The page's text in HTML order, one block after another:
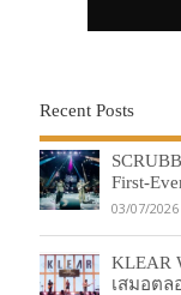
Recent Posts
First-
03/07/2026
KLEAR
เสมอตล